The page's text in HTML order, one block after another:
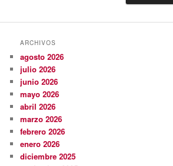
ARCHIVOS
agosto 2026
julio 2026
junio 2026
mayo 2026
abril 2026
marzo 2026
febrero 2026
enero 2026
diciembre 2025